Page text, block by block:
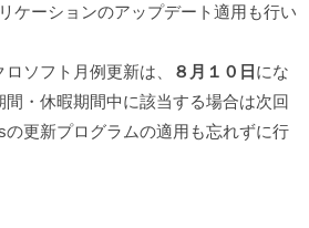
ケーションのアップデート適用も行い
ソフト月例更新は、
８月１０日 にな
間・休暇期間中に該当する場合は次回
の更新プログラムの適用も忘れずに行